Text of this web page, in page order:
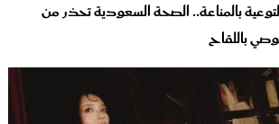
بالمناعة.. الصحة السعودية تحذر من
باللقاح